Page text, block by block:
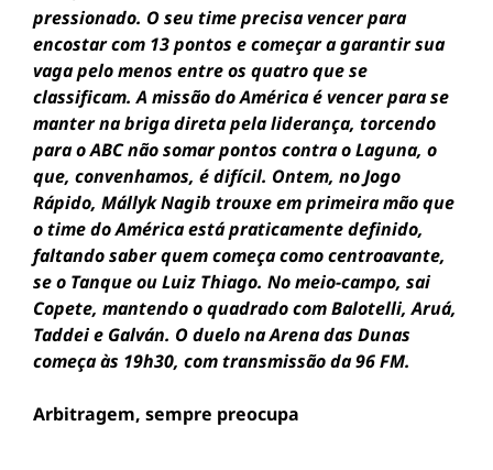
pressionado. O seu time precisa vencer para
encostar com 13 pontos e começar a garantir sua
vaga pelo menos entre os quatro que se
classificam. A missão do América é vencer para se
manter na briga direta pela liderança, torcendo
para o ABC não somar pontos contra o Laguna, o
que, convenhamos, é difícil. Ontem, no Jogo
Rápido, Mállyk Nagib trouxe em primeira mão que
o time do América está praticamente definido,
faltando saber quem começa como centroavante,
se o Tanque ou Luiz Thiago. No meio-campo, sai
Copete, mantendo o quadrado com Balotelli, Aruá,
Taddei e Galván. O duelo na Arena das Dunas
começa às 19h30, com transmissão da 96 FM.
Arbitragem, sempre preocupa